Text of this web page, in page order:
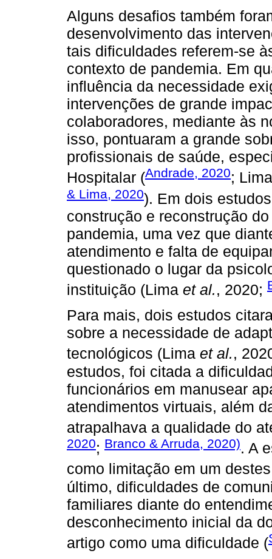
Alguns desafios também
desenvolvimento das
tais dificuldades referem-se
contexto de pandemia. Em
influência da necessidade
intervenções de grande
colaboradores, mediante às
isso, pontuaram a grande
profissionais de saúde,
Hospitalar (Andrade, 2020;
& Lima, 2020). Em dois
construção e reconstrução
pandemia, uma vez que
atendimento e falta de
questionado o lugar da
instituição (Lima et al., 2020;
Para mais, dois estudos
sobre a necessidade de
tecnológicos (Lima et al.,
estudos, foi citada a
funcionários em manusear
atendimentos virtuais, além
atrapalhava a qualidade do
2020; Branco & Arruda, 2020). A
como limitação em um
último, dificuldades de
familiares diante do
desconhecimento inicial da
artigo como uma dificuldade (